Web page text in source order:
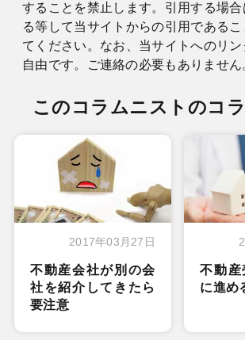
することを禁止します。引用する場
る等して当サイトからの引用である
てください。なお、当サイトへのリ
自由です。ご連絡の必要もありません
このコラムニストのコ
2017年03月27日
不動産会社が別の会
社を紹介してきたら
要注意
不動産
に進め